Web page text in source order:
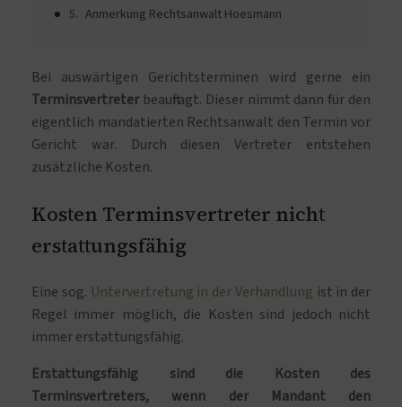
Anmerkung Rechtsanwalt Hoesmann
Bei auswärtigen Gerichtsterminen wird gerne ein
Terminsvertreterbeauftragt. Dieser nimmt dann für den
eigentlich mandatierten Rechtsanwalt den Termin vor
Gericht war. Durch diesen Vertreter entstehen
zusätzliche Kosten.
Kosten Terminsvertreter nicht
erstattungsfähig
Eine sog. Untervertretung in der Verhandlung ist in der
Regel immer möglich, die Kosten sind jedoch nicht
immer erstattungsfähig.
Erstattungsfähig sind die Kosten des
Terminsvertreters, wenn der Mandant den